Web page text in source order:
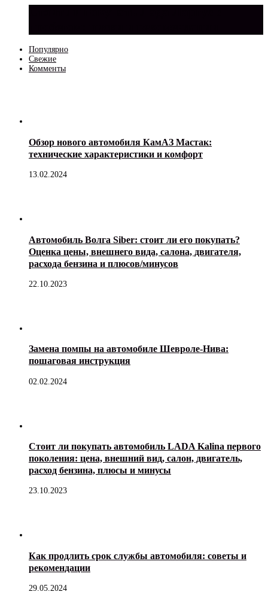
Популярно
Свежие
Комменты
Обзор нового автомобиля КамАЗ Мастак:
технические характеристики и комфорт
13.02.2024
Автомобиль Волга Siber: стоит ли его покупать?
Оценка цены, внешнего вида, салона, двигателя,
расхода бензина и плюсов/минусов
22.10.2023
Замена помпы на автомобиле Шевроле-Нива:
пошаговая инструкция
02.02.2024
Стоит ли покупать автомобиль LADA Kalina первого
поколения: цена, внешний вид, салон, двигатель,
расход бензина, плюсы и минусы
23.10.2023
Как продлить срок службы автомобиля: советы и
рекомендации
29.05.2024